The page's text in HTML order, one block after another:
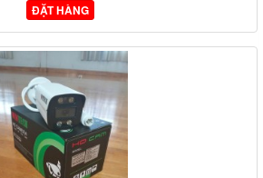
ĐẶT HÀNG